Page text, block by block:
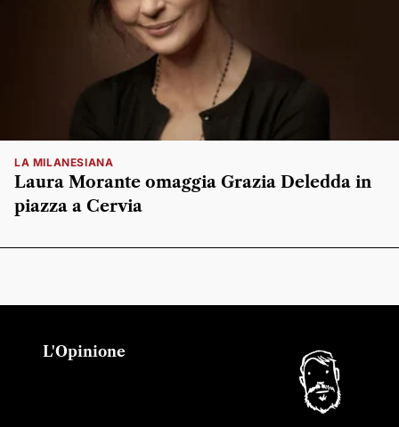
LA MILANESIANA
Laura Morante omaggia Grazia Deledda in
piazza a Cervia
L'Opinione